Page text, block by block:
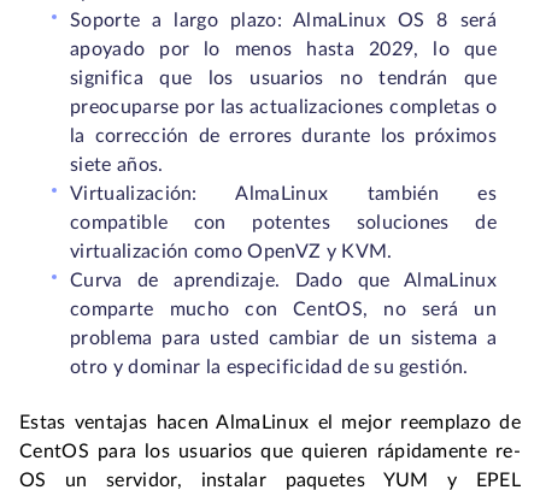
Soporte a largo plazo: AlmaLinux OS 8 será
apoyado por lo menos hasta 2029, lo que
significa que los usuarios no tendrán que
preocuparse por las actualizaciones completas o
la corrección de errores durante los próximos
siete años.
Virtualización: AlmaLinux también es
compatible con potentes soluciones de
virtualización como OpenVZ y KVM.
Curva de aprendizaje. Dado que AlmaLinux
comparte mucho con CentOS, no será un
problema para usted cambiar de un sistema a
otro y dominar la especificidad de su gestión.
Estas ventajas hacen AlmaLinux el mejor reemplazo de
CentOS para los usuarios que quieren rápidamente re-
OS un servidor, instalar paquetes YUM y EPEL